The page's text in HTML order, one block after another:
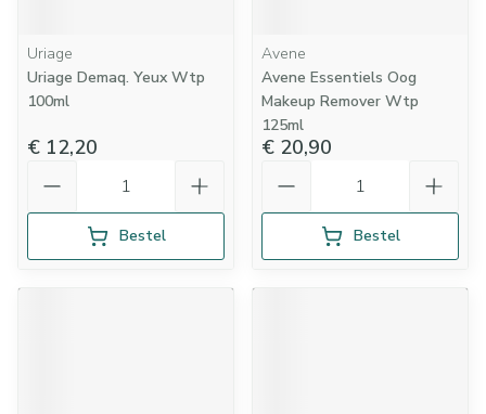
Uriage
Uriage Demaq. Yeux Wtp
100ml
€ 12,20
Bestel
Avene
Avene Essentiels Oog
Makeup Remover Wtp
125ml
€ 20,90
Bestel